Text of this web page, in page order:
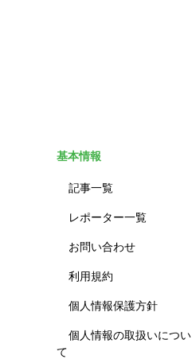
基本情報
記事一覧
レポーター一覧
お問い合わせ
利用規約
個人情報保護方針
個人情報の取扱いについ
て